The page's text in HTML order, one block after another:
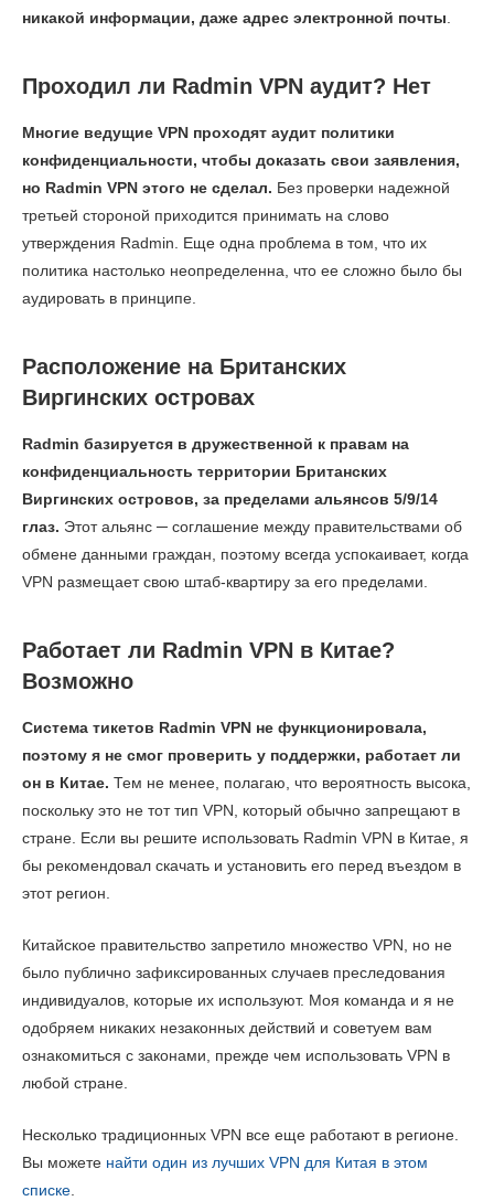
никакой информации, даже адрес электронной почты
Проходил ли Radmin VPN аудит? Нет
Многие ведущие VPN проходят аудит политики
конфиденциальности, чтобы доказать свои заявления,
но Radmin VPN этого не сделал. Без проверки надежной
третьей стороной приходится принимать на слово
утверждения Radmin. Еще одна проблема в том, что их
политика настолько неопределенна, что ее сложно было бы
аудировать в принципе.
Расположение на Британских
Виргинских островах
Radmin базируется в дружественной к правам на
конфиденциальность территории Британских
Виргинских островов, за пределами альянсов 5/9/14
глаз. Этот альянс ─ соглашение между правительствами об
обмене данными граждан, поэтому всегда успокаивает, когда
VPN размещает свою штаб-квартиру за его пределами.
Работает ли Radmin VPN в Китае?
Возможно
Система тикетов Radmin VPN не функционировала,
поэтому я не смог проверить у поддержки, работает ли
он в Китае. Тем не менее, полагаю, что вероятность высока,
поскольку это не тот тип VPN, который обычно запрещают в
стране. Если вы решите использовать Radmin VPN в Китае, я
бы рекомендовал скачать и установить его перед въездом в
этот регион.
Китайское правительство запретило множество VPN, но не
было публично зафиксированных случаев преследования
индивидуалов, которые их используют. Моя команда и я не
одобряем никаких незаконных действий и советуем вам
ознакомиться с законами, прежде чем использовать VPN в
любой стране.
Несколько традиционных VPN все еще работают в регионе.
Вы можете найти один из лучших VPN для Китая в этом
списке